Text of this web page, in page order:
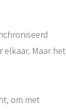
elkaar. Maar het
om met